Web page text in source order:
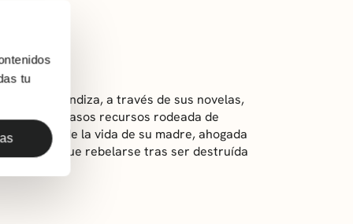
tu
profundiza, a través de sus novelas,
de escasos recursos rodeada de
habla de la vida de su madre, ahogada
consigue rebelarse tras ser destruída